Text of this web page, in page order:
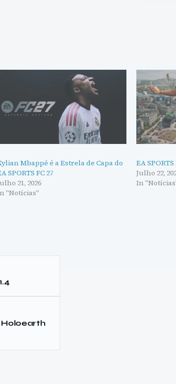
Mbappé é a Estrela de Capa do
SPORTS FC 27
21, 2026
"Notícias"
EA
Julho 22,
In
Holoearth